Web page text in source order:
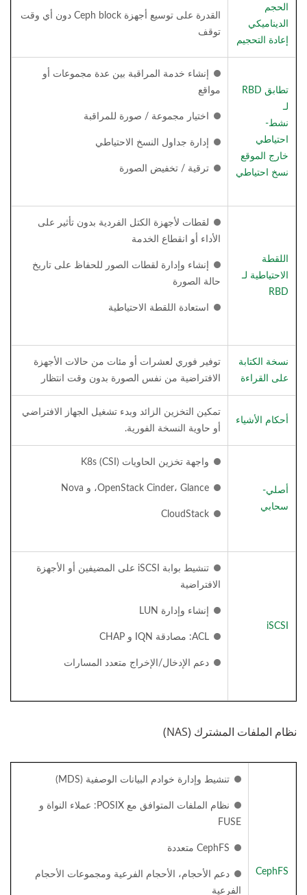
الحجم
الديناميكي
إعادة التحجيم
القدرة على توسيع أجهزة Ceph block دون أي وقت
توقف
تطابق RBD
لـ
نشط-
احتياطي
خارج الموقع
نسخ احتياطي
إنشاء خدمة المراقبة بين عدة مجموعات أو
مواقع
اختيار مجموعة / صورة للمراقبة
إدارة جداول النسخ الاحتياطي
ترقية / تخفيض الصورة
اللقطة
الاحتياطية لـ
RBD
لقطات لأجهزة الكتل الفردية بدون تأثير على
الأداء أو انقطاع الخدمة
إنشاء وإدارة لقطات الصور للحفاظ على تاريخ
حالة الصورة
استعادة اللقطة الاحتياطية
نسخة الكتابة
على القراءة
توفير فوري لعشرات أو مئات من حالات الأجهزة
الافتراضية من نفس الصورة بدون وقت انتظار
أحكام الأشياء
تمكين التخزين الزائد وبدء تشغيل الجهاز الافتراضي
أو حاوية النسخة الفورية.
أصلي-
سحابي
واجهة تخزين الحاويات K8s (CSI)
OpenStack Cinder، Glance، و Nova
CloudStack
iSCSI
تنشيط بوابة iSCSI على المضيفين أو الأجهزة
الافتراضية
إنشاء وإدارة LUN
ACL: مصادقة IQN و CHAP
دعم الإدخال/الإخراج متعدد المسارات
نظام الملفات المشترك (NAS)
CephFS
تنشيط وإدارة خوادم البيانات الوصفية (MDS)
نظام الملفات المتوافق مع POSIX: عملاء النواة و
FUSE
CephFS متعددة
دعم الأحجام، الأحجام الفرعية ومجموعات الأحجام
الفرعية